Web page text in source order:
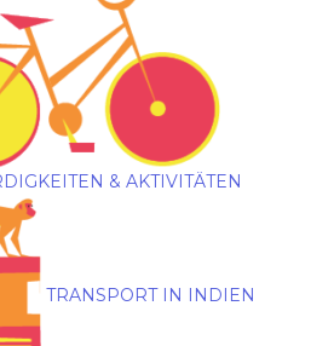
& AKTIVITÄTEN
TRANSPORT IN INDIEN